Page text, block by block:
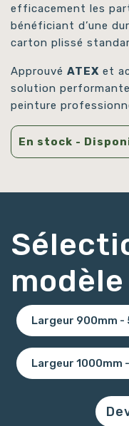
efficacement les
bénéficiant d’une
carton plissé
Approuvé ATEX et
solution
peinture
En stock -
modèle
Largeur 900mm -
Largeur 1000mm